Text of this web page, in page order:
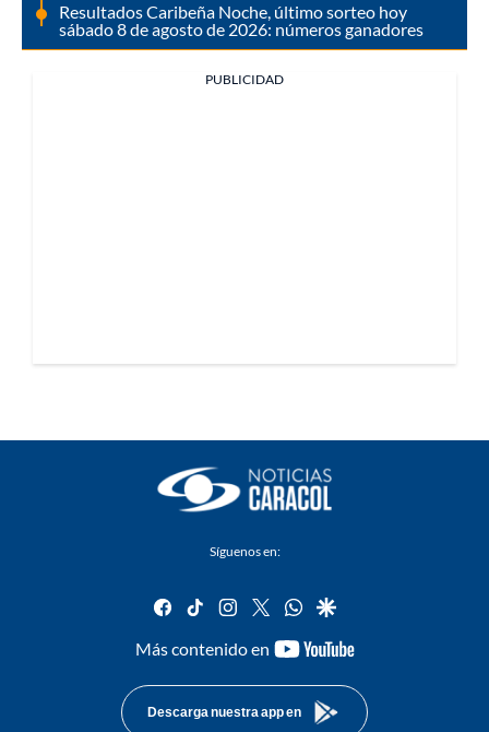
Resultados Caribeña Noche, último sorteo hoy
sábado 8 de agosto de 2026: números ganadores
PUBLICIDAD
Síguenos en:
facebook
tiktok instagram
twitterwhatsapp
google
Más contenido en
youtube-
Descarga nuestra app en